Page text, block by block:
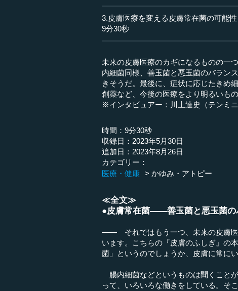
3.皮膚医療を変える皮膚常在菌の可能
9分30秒
未来の皮膚医療のカギになるものの一
内細菌同様、善玉菌と悪玉菌のバラン
きそうだ。最後に、症状に応じたきめ
創薬など、今後の医療をより明るいも
※インタビュアー：川上達史（テンミニ
時間：9分30秒
収録日：2023年5月30日
追加日：2023年8月26日
カテゴリー：
医療・健康
かゆみ・アトピー
≪全文≫
●皮膚常在菌――善玉菌と悪玉菌の
―― それではもう一つ、未来の皮膚医
います。こちらの『皮膚のふしぎ』の
菌」というのでしょうか、皮膚に常に
腸内細菌などというものは聞くこと
って、いろいろな働きをしている。そ